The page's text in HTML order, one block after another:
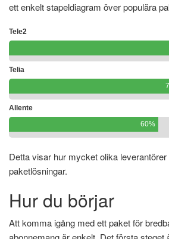
ett enkelt stapeldiagram över populära
Tele2
Telia
Allente
60%
Detta visar hur mycket olika
paketlösningar.
Hur du börjar
Att komma igång med ett paket för